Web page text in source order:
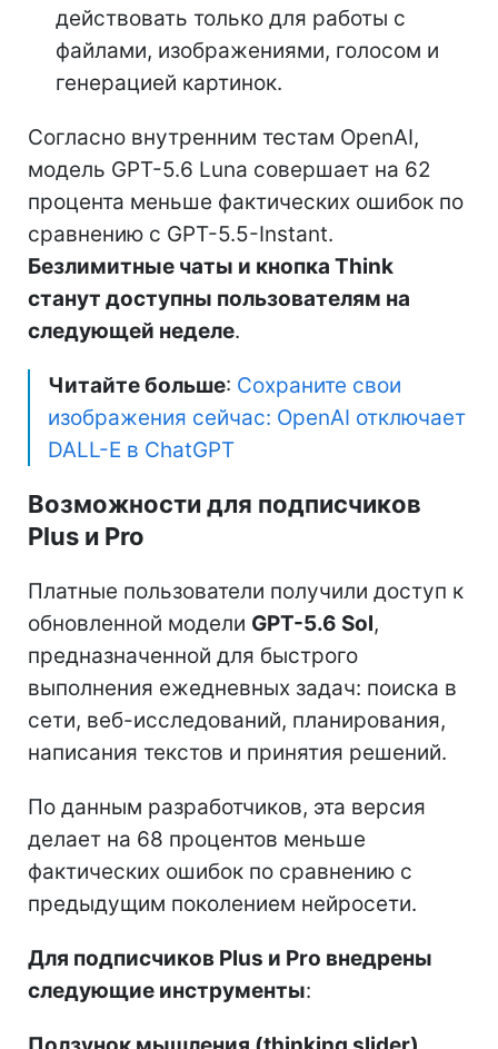
действовать только для работы с
файлами, изображениями, голосом и
генерацией картинок.
Согласно внутренним тестам OpenAI,
модель GPT-5.6 Luna совершает на 62
процента меньше фактических ошибок по
сравнению с GPT-5.5-Instant.
Безлимитные чаты и кнопка Think
станут доступны пользователям на
следующей неделе.
Читайте больше: Сохраните свои
изображения сейчас: OpenAI отключает
DALL-E в ChatGPT
Возможности для подписчиков
Plus и Pro
Платные пользователи получили доступ к
обновленной модели GPT-5.6 Sol,
предназначенной для быстрого
выполнения ежедневных задач: поиска в
сети, веб-исследований, планирования,
написания текстов и принятия решений.
По данным разработчиков, эта версия
делает на 68 процентов меньше
фактических ошибок по сравнению с
предыдущим поколением нейросети.
Для подписчиков Plus и Pro внедрены
следующие инструменты: